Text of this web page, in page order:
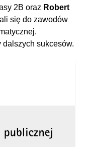
2B oraz Robert
się do zawodów
sukcesów.